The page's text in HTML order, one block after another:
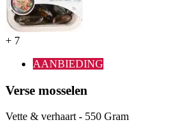
+ 7
AANBIEDING
Verse mosselen
Vette & verhaart - 550 Gram